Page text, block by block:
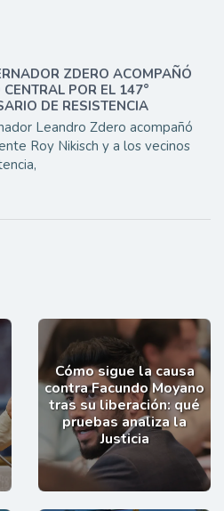
ZDERO ACOMPAÑÓ
CENTRAL POR EL 147°
DE RESISTENCIA
Leandro Zdero acompañó
Roy Nikisch y a los vecinos
Cómo sigue la causa
contra Facundo Moyano
tras su liberación: qué
pruebas analiza la
Justicia